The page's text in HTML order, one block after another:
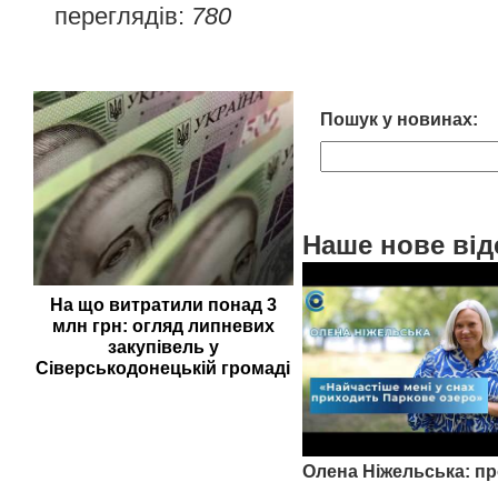
переглядів: 780
На що витратили понад 3
млн грн: огляд липневих
закупівель у
Сіверськодонецькій громаді
Пошук у новинах:
Наше нове
Олена Ніжельська: